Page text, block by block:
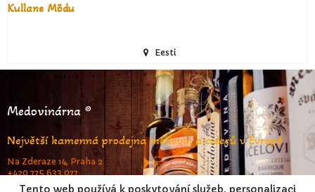
Kullane Mõdu
Eesti
Medovinárna ®
Největší kamenná prodejna medovin a ciderů v Evropě
Na Zderaze 14, Praha 2
+420 775 633 077
www.medovinarna.cz
Tento web používá k poskytování služeb, personalizaci